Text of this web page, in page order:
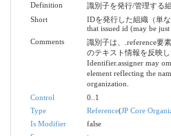
Definition
識別子を発行/管理する
Short
IDを発行した組織（単
that issued id (may be
Comments
識別子は、.reference要
のテキスト情報を反映
Identifier.assigner may
element reflecting the
organization.
Control
0..1
Type
Reference(JP Core
Is Modifier
false